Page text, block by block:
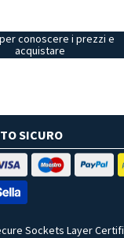
conoscere i prezzi e
acquistare
SICURO
Sockets Layer